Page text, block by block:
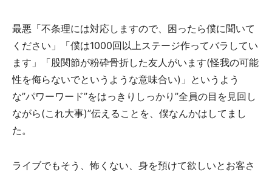
最悪「不条理には対応しますので、困ったら僕に聞いて
ください」「僕は1000回以上ステージ作ってバラしてい
ます」「股関節が粉砕骨折した友人がいます(怪我の可能
性を侮らないでというような意味合い)」というよう
な”パワーワード”をはっきりしっかり”全員の目を見回し
ながら(これ大事)”伝えることを、僕なんかはしてまし
た。
ライブでもそう、怖くない、身を預けて欲しいとお客さ